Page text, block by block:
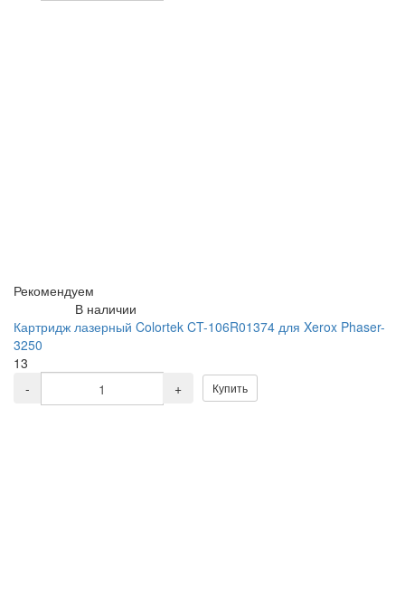
Рекомендуем
В наличии
Картридж лазерный Colortek CT-106R01374 для Xerox Phaser-
3250
13
-
+ Купить